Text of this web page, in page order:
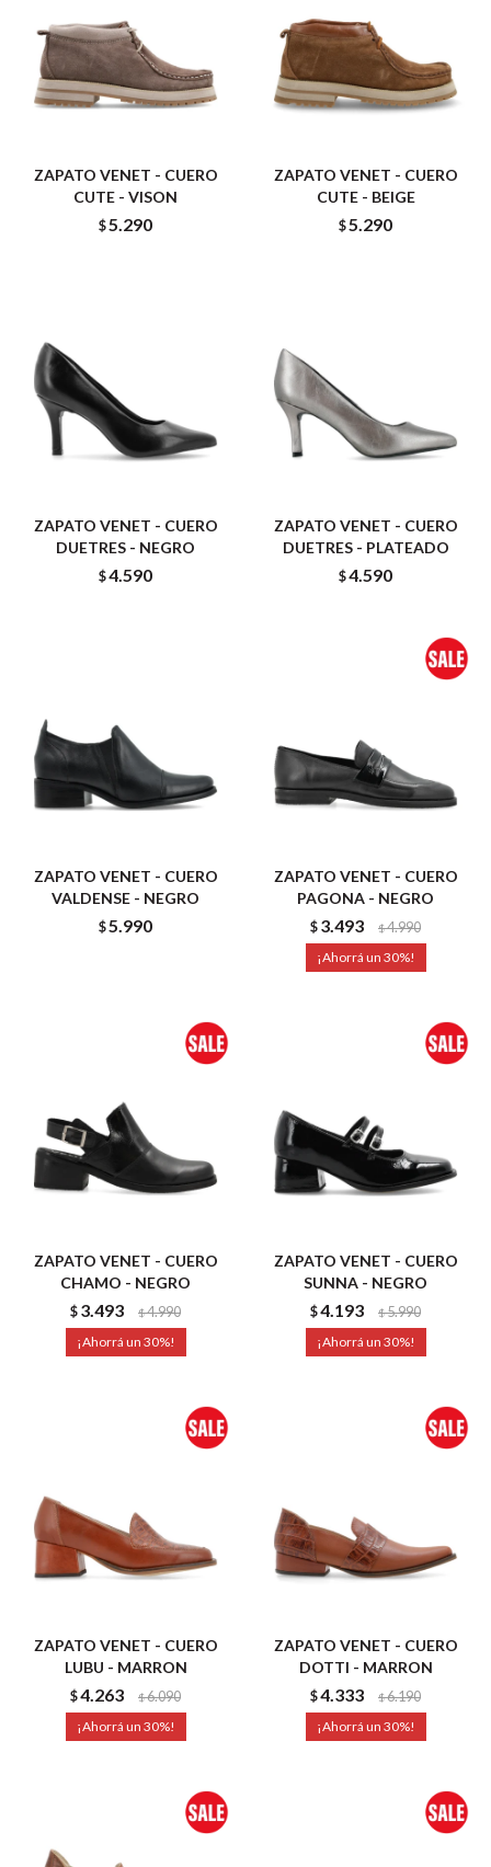
ZAPATO VENET - CUERO
CUTE - VISON
$5.290
ZAPATO VENET - CUERO
CUTE - BEIGE
$5.290
ZAPATO VENET - CUERO
DUETRES - NEGRO
$4.590
ZAPATO VENET - CUERO
DUETRES - PLATEADO
$4.590
ZAPATO VENET - CUERO
VALDENSE - NEGRO
$5.990
ZAPATO VENET - CUERO
PAGONA - NEGRO
$3.493 $4.990
30
ZAPATO VENET - CUERO
CHAMO - NEGRO
$3.493 $4.990
30
ZAPATO VENET - CUERO
SUNNA - NEGRO
$4.193 $5.990
30
ZAPATO VENET - CUERO
LUBU - MARRON
$4.263 $6.090
30
ZAPATO VENET - CUERO
DOTTI - MARRON
$4.333 $6.190
30